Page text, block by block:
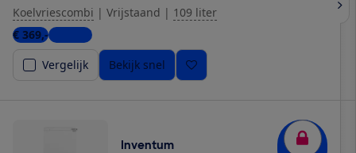
Koelvriescombi | Vrijstaand | 109 liter
€ 369,-1 winkel
Vergelijk
Bekijk snel
Inventum